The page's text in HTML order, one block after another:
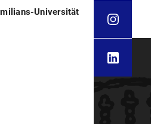
Universität